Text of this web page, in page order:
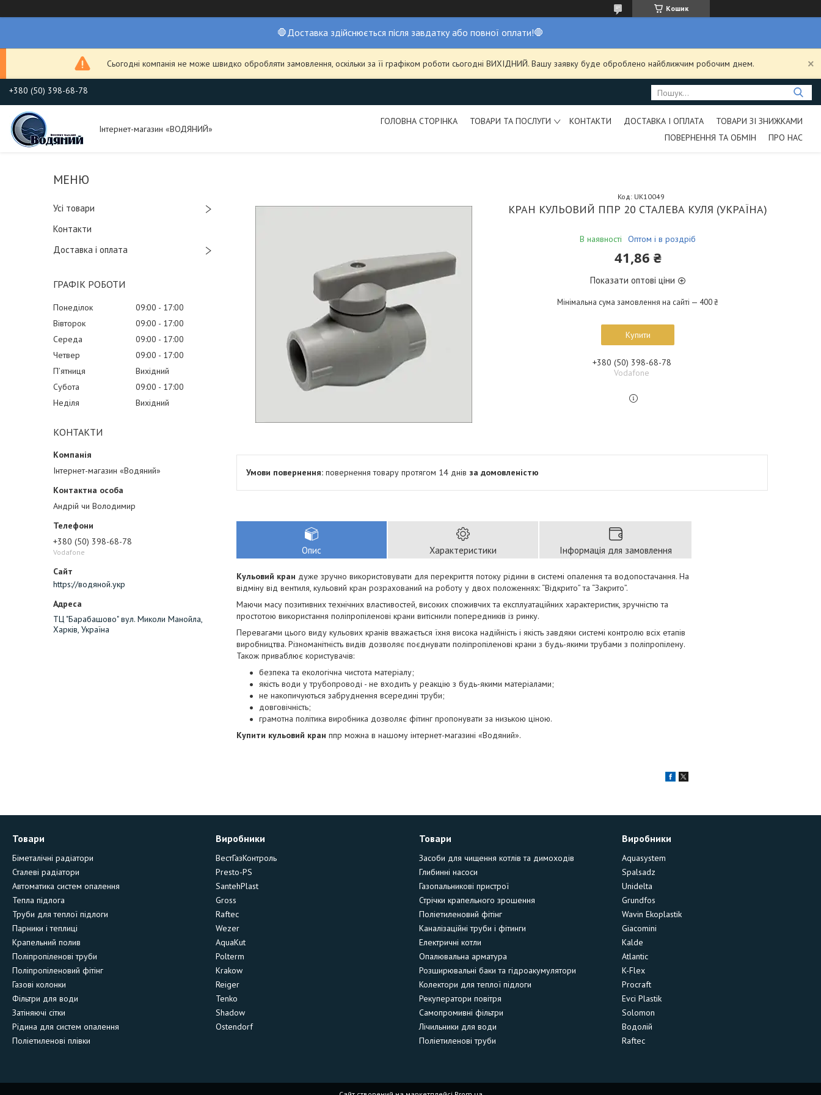
Кошик
🛑Доставка здійснюється після завдатку або повної оплати!🛑
Сьогодні компанія не може швидко обробляти замовлення, оскільки за її графіком роботи сьогодні ВИХІДНИЙ. Вашу заявку буде оброблено найближчим робочим днем.
+380 (50) 398-68-78
Інтернет-магазин «ВОДЯНИЙ»
ГОЛОВНА СТОРІНКА ТОВАРИ ТА ПОСЛУГИ КОНТАКТИ ДОСТАВКА І ОПЛАТА
ТОВАРИ ЗІ ЗНИЖКАМИ
ПОВЕРНЕННЯ ТА ОБМІН
ПРО НАС
Усі товари
Контакти
Доставка і оплата
ГРАФІК РОБОТИ
Понеділок 09:00
17:00
Вівторок
09:00
17:00
Середа
09:00
17:00
Четвер
09:00
17:00
Пʼятниця
Вихідний
Субота
09:00
17:00
Неділя
Вихідний
КОНТАКТИ
Інтернет-магазин «Водяний»
Андрій чи Володимир
+380 (50) 398-68-78
Vodafone
https://водяной.укр
ТЦ "Барабашово" вул. Миколи Манойла,
Харків, Україна
КРАН КУЛЬОВИЙ ППР 20 СТАЛЕВА КУЛЯ (УКРАЇНА)
В наявності Оптом і в роздріб
Код: UK10049
41,86 ₴
Показати оптові ціни
Мінімальна сума замовлення на сайті — 400 ₴
Купити
+380 (50) 398-68-78
Vodafone
повернення товару протягом 14 днів за домовленістю
Опис Характеристики Інформація для замовлення
Кульовий кран дуже зручно використовувати для перекриття потоку рідини в системі опалення та водопостачання. На
відміну від вентиля, кульовий кран розрахований на роботу у двох положеннях: “Відкрито” та “Закрито”.
Маючи масу позитивних технічних властивостей, високих споживчих та експлуатаційних характеристик, зручністю та
простотою використання поліпропіленові крани витіснили попередників із ринку.
Перевагами цього виду кульових кранів вважається їхня висока надійність і якість завдяки системі контролю всіх етапів
виробництва. Різноманітність видів дозволяє поєднувати поліпропіленові крани з будь-якими трубами з поліпропілену.
Також приваблює користувачів:
безпека та екологічна чистота матеріалу;
якість води у трубопроводі - не входить у реакцію з будь-якими матеріалами;
не накопичуються забруднення всередині труби;
довговічність;
грамотна політика виробника дозволяє фітинг пропонувати за низькою ціною.
Купити кульовий кран ппр можна в нашому інтернет-магазині «Водяний».
Товари
Біметалічні радіатори
Сталеві радіатори
Автоматика систем опалення
Тепла підлога
Труби для теплої підлоги
Парники і теплиці
Крапельний полив
Поліпропіленові труби
Поліпропіленовий фітінг
Газові колонки
Фільтри для води
Затіняючі сітки
Рідина для систем опалення
Поліетиленові плівки
Виробники
ВестГазКонтроль
Presto-PS
SantehPlast
Gross
Raftec
Wezer
AquaKut
Polterm
Krakow
Reiger
Tenko
Shadow
Ostendorf
Товари
Засоби для чищення котлів та димоходів
Глибинні насоси
Газопальникові пристрої
Стрічки крапельного зрошення
Поліетиленовий фітінг
Каналізаційні труби і фітинги
Електричні котли
Опалювальна арматура
Розширювальні баки та гідроакумулятори
Колектори для теплої підлоги
Рекуператори повітря
Самопромивні фільтри
Лічильники для води
Поліетиленові труби
Виробники
Aquasystem
Spalsadz
Unidelta
Grundfos
Wavin Ekoplastik
Giacomini
Kalde
Atlantic
K-Flex
Procraft
Evci Plastik
Solomon
Водолій
Raftec